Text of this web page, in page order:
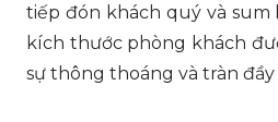
tiếp đón khách quý và sum
kích thước phòng khách
sự thông thoáng và tràn